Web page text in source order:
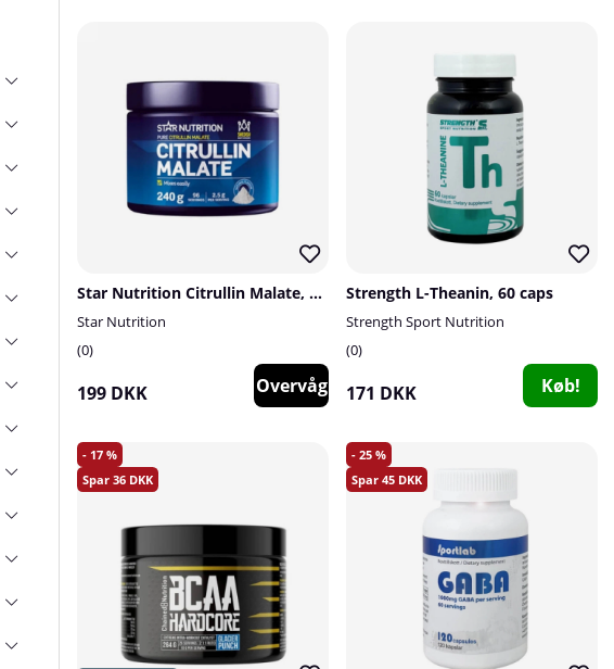
Star Nutrition Citrullin Malate, 240g
Star Nutrition
0
199 DKK Overvåg
Strength L-Theanin, 60 caps
Strength Sport Nutrition
0
171 DKK Køb!
17
36
25
45